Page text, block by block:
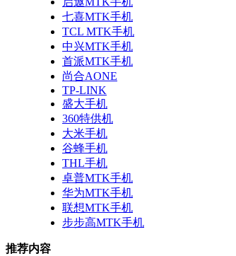
七喜MTK手机
TCL MTK手机
中兴MTK手机
首派MTK手机
尚合AONE
TP-LINK
盛大手机
360特供机
大米手机
谷蜂手机
THL手机
卓普MTK手机
华为MTK手机
联想MTK手机
步步高MTK手机
推荐内容